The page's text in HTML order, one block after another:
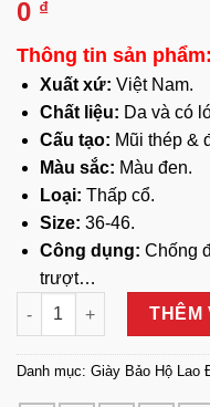
0 ₫
Thông tin sản phẩm:
Xuất xứ: Việt Nam.
Chất liệu: Da và có
Cấu tạo: Mũi thép &
Màu sắc: Màu đen.
Loại: Thấp cổ.
Size: 36-46.
Công dụng: Chống
trượt…
Giày Bảo Hộ XP BH08-2
THÊM
Danh mục: Giày Bảo Hộ Lao